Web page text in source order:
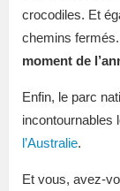
crocodiles. Et
chemins fermés.
moment de
Enfin, le parc
incontournables
l’Australie.
Et vous, avez-